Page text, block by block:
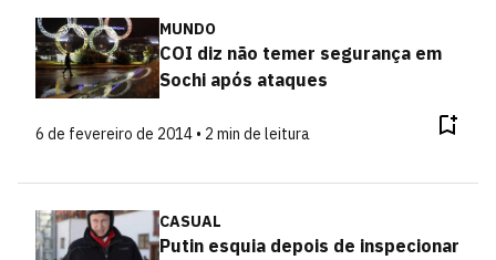
MUNDO
COI diz não temer segurança em
Sochi após ataques
6 de fevereiro de 2014 • 2 min de leitura
CASUAL
Putin esquia depois de inspecionar